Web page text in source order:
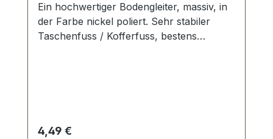
Ein hochwertiger Bodengleiter, massiv, in
der Farbe nickel poliert. Sehr stabiler
Taschenfuss / Kofferfuss, bestens
Regulärer Preis:
4,49 €